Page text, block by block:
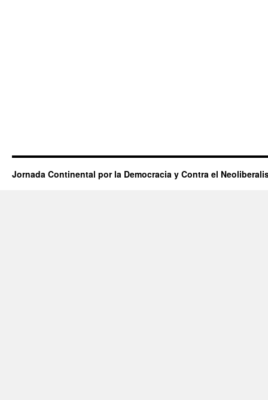
Jornada Continental por la Democracia y Contra el